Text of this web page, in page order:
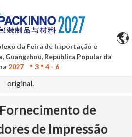
do Google Tradutor são apenas
conter imprecisões. Para
a versão original no idioma
original.
da Feira de Importação e
Guangzhou, República Popular da
2027 3 4 - 6
de
de Impressão